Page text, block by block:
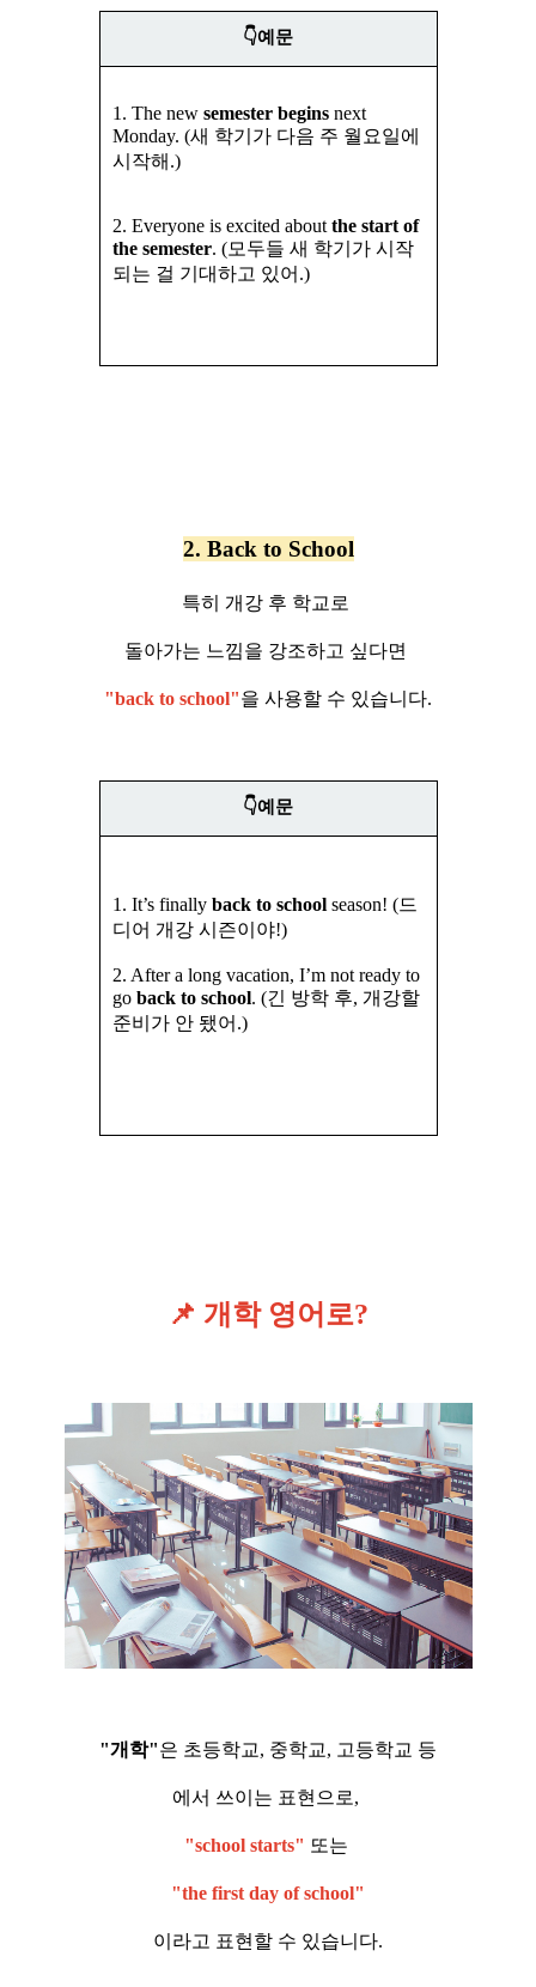
👇예문
1. The new semester beginsnext
Monday. (새 학기가 다음 주 월요일에
시작해.)
2. Everyone is excited about the start of
the semester. (모두들 새 학기가 시작
되는 걸 기대하고 있어.)
2. Back to School
특히 개강 후 학교로
돌아가는 느낌을 강조하고 싶다면
"back to school"을 사용할 수 있습니다.
👇예문
1. It’s finally back to schoolseason! (드
디어 개강 시즌이야!)
2. After a long vacation, I’m not ready to
go back to school. (긴 방학 후, 개강할
준비가 안 됐어.)
📌 개학 영어로?
"개학"은 초등학교, 중학교, 고등학교 등
에서 쓰이는 표현으로,
"school starts" 또는
"the first day of school"
이라고 표현할 수 있습니다.